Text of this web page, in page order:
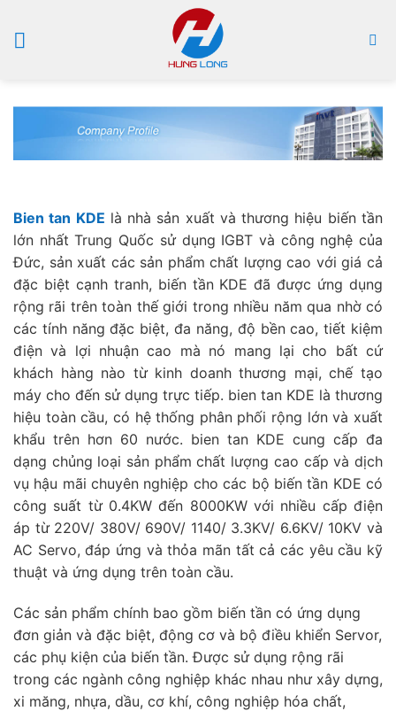
qua
nội
Bien tan KDE là nhà sản xuất và thương hiệu biến tần
lớn nhất Trung Quốc sử dụng IGBT và công nghệ của
Đức, sản xuất các sản phẩm chất lượng cao với giá cả
đặc biệt cạnh tranh, biến tần KDE đã được ứng dụng
rộng rãi trên toàn thế giới trong nhiều năm qua nhờ có
các tính năng đặc biệt, đa năng, độ bền cao, tiết kiệm
điện và lợi nhuận cao mà nó mang lại cho bất cứ
khách hàng nào từ kinh doanh thương mại, chế tạo
máy cho đến sử dụng trực tiếp. bien tan KDE là thương
hiệu toàn cầu, có hệ thống phân phối rộng lớn và xuất
khẩu trên hơn 60 nước. bien tan KDE cung cấp đa
dạng chủng loại sản phẩm chất lượng cao cấp và dịch
vụ hậu mãi chuyên nghiệp cho các bộ biến tần KDE có
công suất từ 0.4KW đến 8000KW với nhiều cấp điện
áp từ 220V/ 380V/ 690V/ 1140/ 3.3KV/ 6.6KV/ 10KV và
AC Servo, đáp ứng và thỏa mãn tất cả các yêu cầu kỹ
thuật và ứng dụng trên toàn cầu.
Các sản phẩm chính bao gồm biến tần có ứng dụng
đơn giản và đặc biệt, động cơ và bộ điều khiển Servor,
các phụ kiện của biến tần. Được sử dụng rộng rãi
trong các ngành công nghiệp khác nhau như xây dựng,
xi măng, nhựa, dầu, cơ khí, công nghiệp hóa chất,